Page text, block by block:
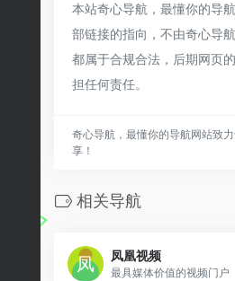
本站奇心导航，最懂你的导
部链接的指向，不由奇心导
都属于合规合法，后期网页
担任何责任。
奇心导航，最懂你的导航网站致
享！
相关导航
凤凰视频
最具媒体价值的视频门户